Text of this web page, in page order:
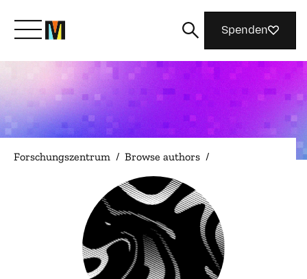
Lernen Sie Mozilla kennen
Was wir tun
Machen Sie mit
Magazin
Spenden
Forschungszentrum / Browse authors /